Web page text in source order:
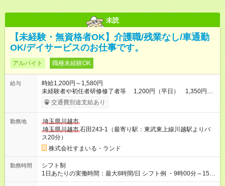
未読
【未経験・無資格者OK】介護職/残業なし/車通勤
OK/デイサービスのお仕事です。
アルバイト 職種未経験OK
給与
時給1,200円～1,580円
未経験者や初任者研修修了者等 1,200円（平日） 1,350円
（土曜日・祝祭日） 介護福祉士 1,300円
（平日） 1,450円（土曜日・祝祭日） 入浴専属パー
日） 【試用期間】試用期間あり 試用期間の長さ：3ヶ月 雇用形
態、給与は本採用時と同じです。
交通費別途支給あり
勤務地
埼玉県川越市
埼玉県川越市石田243-1（最寄り駅：東武東上線川越駅よりバ
ス20分）
株式会社すまいる・ランド
勤務時間
シフト制
1日あたりの実働時間：最大8時間/日 シフト例 ・9時00分～15時
00分 ・8時00分～16時00分 ・8時00分～17時00分 勤務時間は